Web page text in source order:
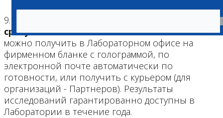
9.
сразу после выполнения.Готовые анализы
можно получить в Лабораторном офисе на
фирменном бланке с голограммой, по
электронной почте автоматически по
готовности, или получить с курьером (для
организаций - Партнеров). Результаты
исследований гарантированно доступны в
Лаборатории в течение года.